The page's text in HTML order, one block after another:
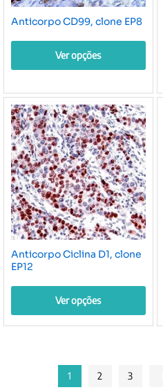
na
página
do
Anticorpo CD99, clone EP8
Ver opções
produto
tem
várias
variantes.
As
opções
podem
ser
escolhidas
na
do
Anticorpo Ciclina D1, clone
EP12
Ver opções
1 2 3